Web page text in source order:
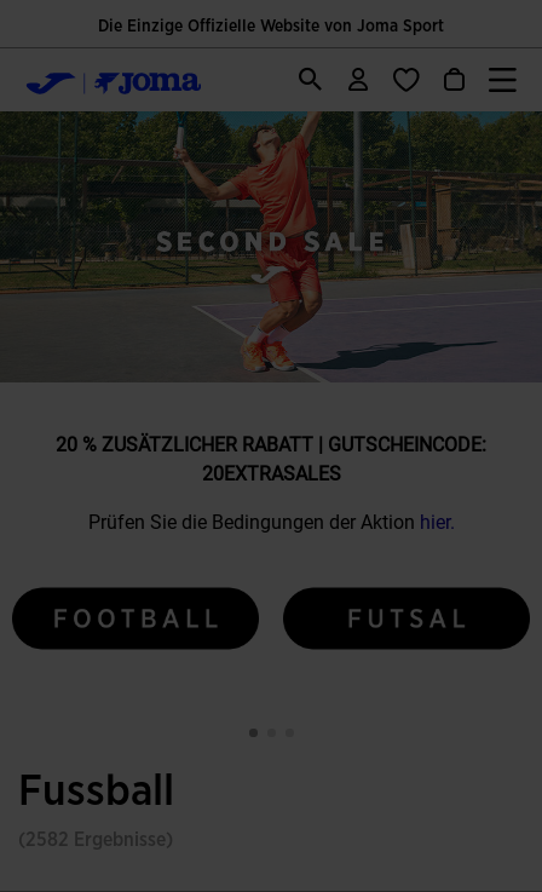
Die Einzige Offizielle Website von Joma Sport
20 % ZUSÄTZLICHER RABATT | GUTSCHEINCODE:
20EXTRASALES
Prüfen Sie die Bedingungen der Aktion hier.
Fussball
(2582 Ergebnisse)